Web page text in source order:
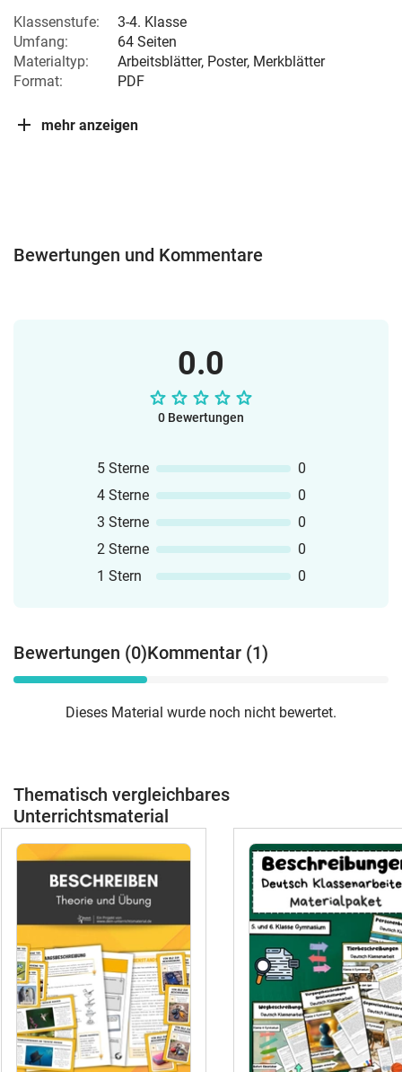
Klassenstufe:
3-4. Klasse
Umfang:
64 Seiten
Materialtyp:
Arbeitsblätter, Poster, Merkblätter
Format:
PDF
mehr anzeigen
Bewertungen und Kommentare
0.0
0 Bewertungen
5 Sterne
0
4 Sterne
0
3 Sterne
0
2 Sterne
0
1 Stern
0
Bewertungen (0)Kommentar (1)
Dieses Material wurde noch nicht bewertet.
Thematisch vergleichbares
Unterrichtsmaterial